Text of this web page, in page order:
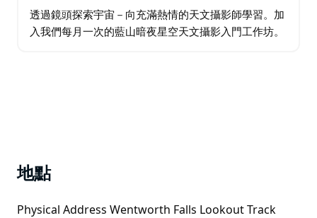
透過鏡頭探索宇宙－向充滿熱情的天文攝影師學習。加
入我們每月一次的藍山暗夜星空天文攝影入門工作坊。
地點
Physical Address Wentworth Falls Lookout Track